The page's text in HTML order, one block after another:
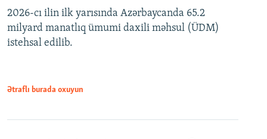
Auto 240p 360p 480p
360p
480p
2026-cı ilin ilk yarısında Azərbaycanda 65.2
milyard manatlıq ümumi daxili məhsul (ÜDM)
istehsal edilib.
Ətraflı burada oxuyun